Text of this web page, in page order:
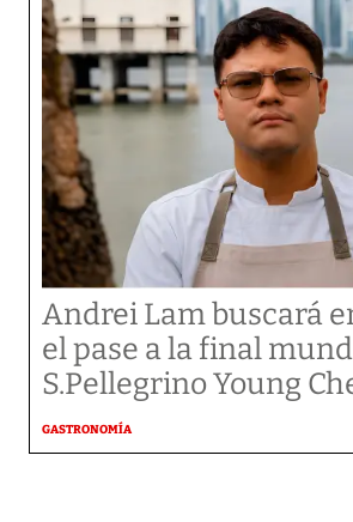
Andrei Lam buscará
el pase a la final
S.Pellegrino Young
GASTRONOMÍA